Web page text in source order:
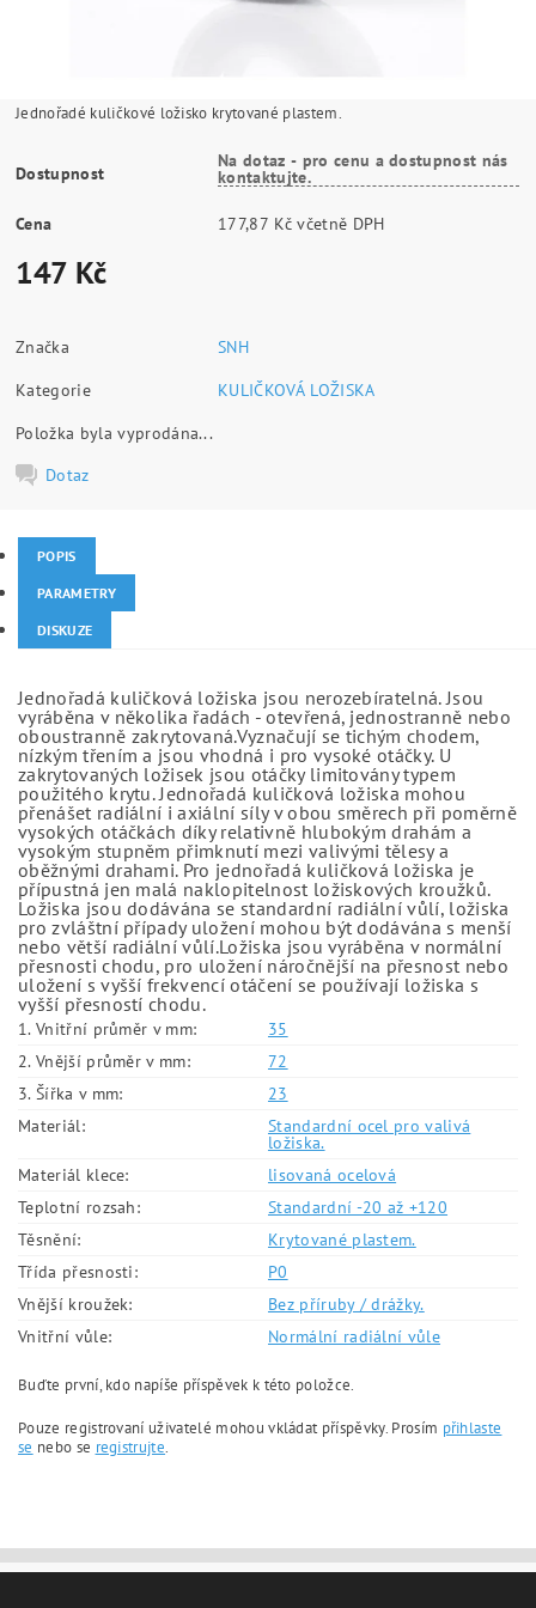
Jednořadé kuličkové ložisko krytované plastem.
Dostupnost
Na dotaz - pro cenu a dostupnost nás
kontaktujte.
Cena 177,87 Kč včetně DPH
147 Kč
Značka
SNH
Kategorie
KULIČKOVÁ LOŽISKA
Položka byla vyprodána...
Dotaz
POPIS
PARAMETRY
DISKUZE
Jednořadá kuličková ložiska jsou nerozebíratelná. Jsou
vyráběna v několika řadách - otevřená, jednostranně nebo
oboustranně zakrytovaná.Vyznačují se tichým chodem,
nízkým třením a jsou vhodná i pro vysoké otáčky. U
zakrytovaných ložisek jsou otáčky limitovány typem
použitého krytu. Jednořadá kuličková ložiska mohou
přenášet radiální i axiální síly v obou směrech při poměrně
vysokých otáčkách díky relativně hlubokým drahám a
vysokým stupněm přimknutí mezi valivými tělesy a
oběžnými drahami. Pro jednořadá kuličková ložiska je
přípustná jen malá naklopitelnost ložiskových kroužků.
Ložiska jsou dodávána se standardní radiální vůlí, ložiska
pro zvláštní případy uložení mohou být dodávána s menší
nebo větší radiální vůlí.Ložiska jsou vyráběna v normální
přesnosti chodu, pro uložení náročnější na přesnost nebo
uložení s vyšší frekvencí otáčení se používají ložiska s
vyšší přesností chodu.
1. Vnitřní průměr v mm:
35
2. Vnější průměr v mm:
72
3. Šířka v mm:
23
Materiál:
Standardní ocel pro valivá
ložiska.
Materiál klece:
lisovaná ocelová
Teplotní rozsah:
Standardní -20 až +120
Těsnění:
Krytované plastem.
Třída přesnosti:
P0
Vnější kroužek:
Bez příruby / drážky.
Vnitřní vůle:
Normální radiální vůle
Buďte první, kdo napíše příspěvek k této položce.
Pouze registrovaní uživatelé mohou vkládat příspěvky. Prosím přihlaste
se nebo se registrujte.